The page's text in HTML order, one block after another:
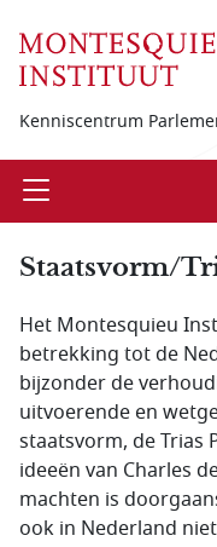
Kenniscentrum
Open
Staatsvorm/
Het Montesquieu
betrekking tot de
bijzonder de
uitvoerende en
staatsvorm, de Trias
ideeën van Charles
machten is
ook in Nederland